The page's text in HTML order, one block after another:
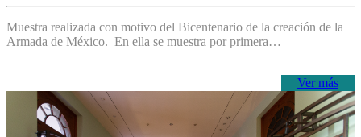
Muestra realizada con motivo del Bicentenario de la creación de la
Armada de México. En ella se muestra por primera…
Ver más